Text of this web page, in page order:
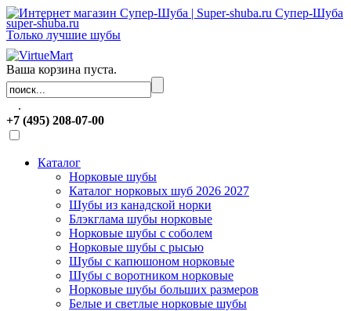
Супер-Шуба
super-shuba.ru
Только лучшие шубы
Ваша корзина пуста.
.
+7 (495) 208-07-00
Каталог
Норковые шубы
Каталог норковых шуб 2026 2027
Шубы из канадской норки
Блэкглама шубы норковые
Норковые шубы с соболем
Норковые шубы с рысью
Шубы с капюшоном норковые
Шубы с воротником норковые
Норковые шубы больших размеров
Белые и светлые норковые шубы